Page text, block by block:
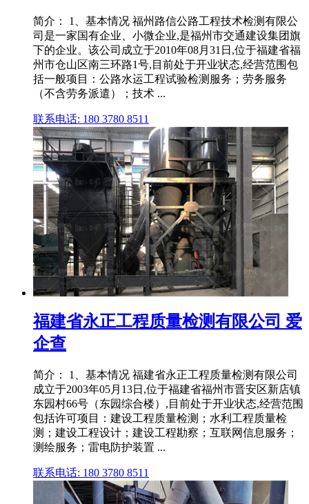
简介： 1、基本情况 福州路信公路工程技术检测有限公
司是一家国有企业、小微企业,是福州市交通建设集团旗
下的企业。该公司成立于2010年08月31日,位于福建省福
州市仓山区南三环路1号,目前处于开业状态,经营范围包
括一般项目：公路水运工程试验检测服务；劳务服务
（不含劳务派遣）；技术 ...
联系电话: 180 3780 8511
福建省永正工程质量检测有限公司 爱
企查
简介： 1、基本情况 福建省永正工程质量检测有限公司
成立于2003年05月13日,位于福建省福州市晋安区新店镇
东园村66号（东园综合楼）,目前处于开业状态,经营范围
包括许可项目：建设工程质量检测；水利工程质量检
测；建设工程设计；建设工程勘察；互联网信息服务；
测绘服务；雷电防护装置 ...
联系电话: 180 3780 8511